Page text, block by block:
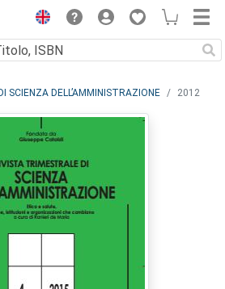
SCIENZA DELL’AMMINISTRAZIONE
2012